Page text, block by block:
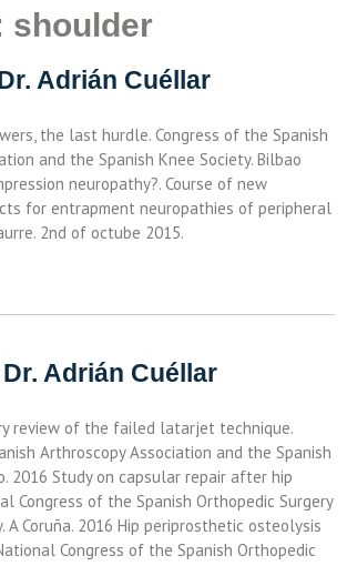
shoulder
Adrián Cuéllar
the last hurdle. Congress of the Spanish
and the Spanish Knee Society. Bilbao
neuropathy?. Course of new
for entrapment neuropathies of peripheral
2nd of octube 2015.
Adrián Cuéllar
review of the failed latarjet technique.
Arthroscopy Association and the Spanish
2016 Study on capsular repair after hip
Congress of the Spanish Orthopedic Surgery
A Coruña. 2016 Hip periprosthetic osteolysis
Congress of the Spanish Orthopedic